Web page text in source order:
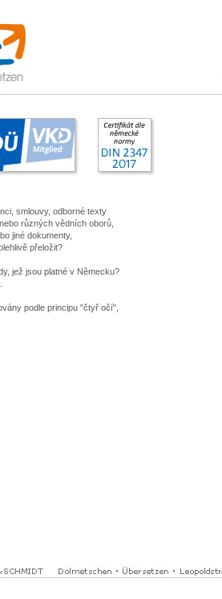
smlouvy, odborné texty
různých vědních oborů,
jiné dokumenty,
přeložit?
jež jsou platné v Německu?
podle principu "čtyř očí",